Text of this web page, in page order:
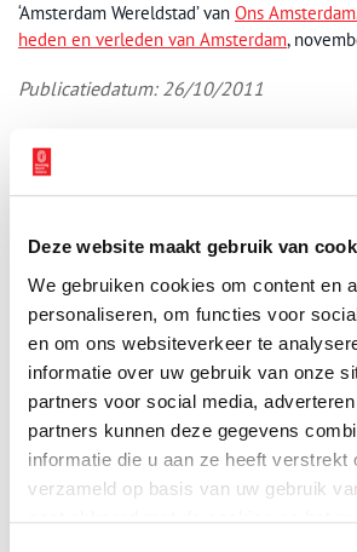
Deze website maakt gebruik van
We gebruiken cookies om content en
personaliseren, om functies voor
en om ons websiteverkeer te
informatie over uw gebruik van onze
partners voor social media,
partners kunnen deze gegevens
informatie die u aan ze heeft verstrekt
verzameld op basis van uw gebruik
‘Amsterdam Wereldstad’ van Ons
heden en verleden van Amsterdam,
Publicatiedatum: 26/10/2011
Ontvang de nieuwsbrief
laatste erfgoednieuws? Schrijf u dan nu
wekelijkse nieuwsbrief!
Bij inschrijving gaat u akkoord met ons